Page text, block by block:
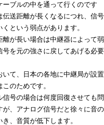
ーブルの中を通って行くのです
伝送距離が長くなるにつれ、信号
という弱点があります。
離が長い場合は中継器によって弱
号を元の強さに戻してあげる必要
いて、日本の各地に中継局が設置
のためです。
信号の場合は何度回復させても問
が、アナログ信号だと徐々に音の
、音質が低下します。